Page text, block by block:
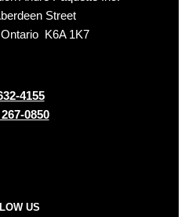
Street
K6A 1K7
4155
0850
US